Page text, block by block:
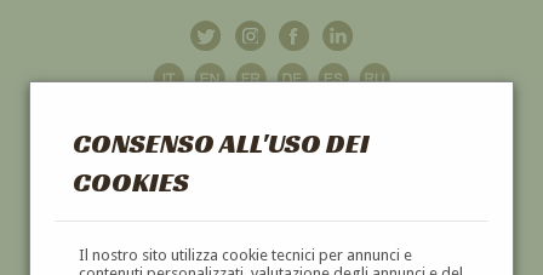
CONSENSO ALL'USO DEI
COOKIES
Il nostro sito utilizza cookie tecnici per annunci e
GALLERIAD'ARTE